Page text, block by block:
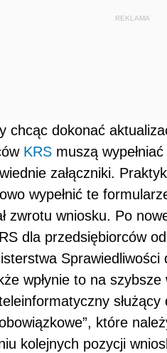
REKLAMA
chcąc dokonać
KRS muszą
załączniki.
wypełnić te
zwrotu wniosku. Po
dla przedsiębiorców
wpłynie to na
służący
które
kolejnych pozycji